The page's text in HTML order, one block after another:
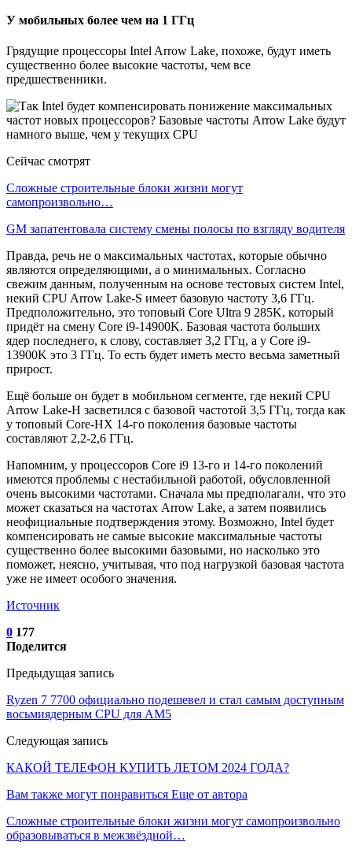
У мобильных более чем на 1 ГГц
Грядущие процессоры Intel Arrow Lake, похоже, будут иметь
существенно более высокие частоты, чем все
предшественники.
Сейчас смотрят
Сложные строительные блоки жизни могут
самопроизвольно…
GM запатентовала систему смены полосы по взгляду водителя
Правда, речь не о максимальных частотах, которые обычно
являются определяющими, а о минимальных. Согласно
свежим данным, полученным на основе тестовых систем Intel,
некий CPU Arrow Lake-S имеет базовую частоту 3,6 ГГц.
Предположительно, это топовый Core Ultra 9 285K, который
придёт на смену Core i9-14900K. Базовая частота больших
ядер последнего, к слову, составляет 3,2 ГГц, а у Core i9-
13900K это 3 ГГц. То есть будет иметь место весьма заметный
прирост.
Ещё больше он будет в мобильном сегменте, где некий CPU
Arrow Lake-H засветился с базовой частотой 3,5 ГГц, тогда как
у топовый Core-HX 14-го поколения базовые частоты
составляют 2,2-2,6 ГГц.
Напомним, у процессоров Core i9 13-го и 14-го поколений
имеются проблемы с нестабильной работой, обусловленной
очень высокими частотами. Сначала мы предполагали, что это
может сказаться на частотах Arrow Lake, а затем появились
неофициальные подтверждения этому. Возможно, Intel будет
компенсировать не самые высокие максимальные частоты
существенно более высокими базовыми, но насколько это
поможет, неясно, учитывая, что под нагрузкой базовая частота
уже не имеет особого значения.
Источник
0 177
Поделится
Предыдущая запись
Ryzen 7 7700 официально подешевел и стал самым доступным
восьмиядерным CPU для AM5
Следующая запись
КАКОЙ ТЕЛЕФОН КУПИТЬ ЛЕТОМ 2024 ГОДА?
Вам также могут понравиться Еще от автора
Сложные строительные блоки жизни могут самопроизвольно
образовываться в межзвёздной…